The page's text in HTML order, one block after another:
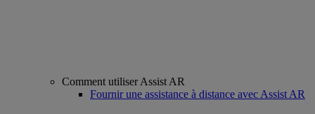
Comment utiliser Assist AR
Fournir une assistance à distance avec Assist AR